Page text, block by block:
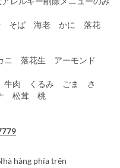
そば 海老 かに 落花
落花生 アーモンド
牛肉 くるみ ごま さ
松茸 桃
hàng phía trên